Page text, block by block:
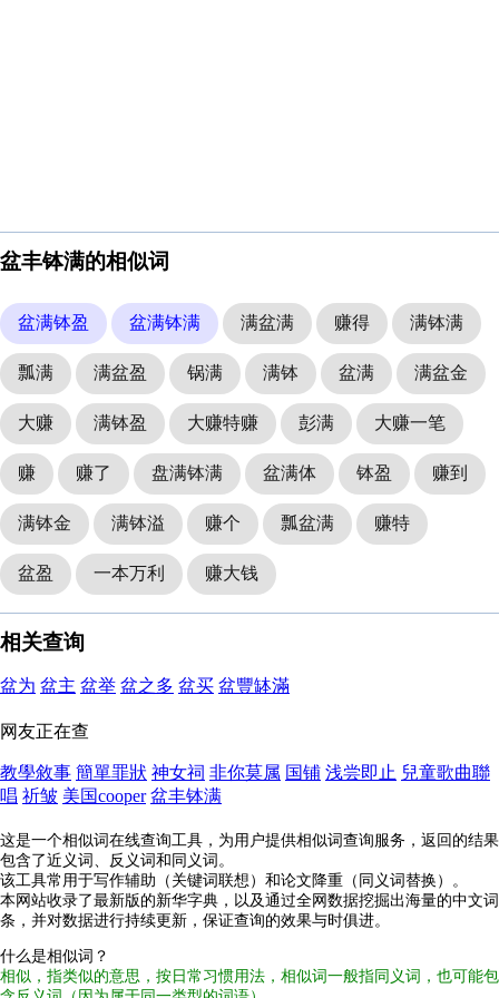
盆丰钵满的相似词
盆满钵盈 盆满钵满 满盆满 赚得 满钵满
瓢满 满盆盈 锅满 满钵 盆满 满盆金
大赚 满钵盈 大赚特赚 彭满 大赚一笔
赚 赚了 盘满钵满 盆满体 钵盈 赚到
满钵金 满钵溢 赚个 瓢盆满 赚特
盆盈 一本万利 赚大钱
相关查询
盆为 盆主 盆举 盆之多 盆买 盆豐缽滿
网友正在查
教學敘事 簡單罪狀 神女祠 非你莫属 国铺 浅尝即止 兒童歌曲聯
唱 祈皱 美国cooper 盆丰钵满
这是一个相似词在线查询工具，为用户提供相似词查询服务，返回的结果
包含了近义词、反义词和同义词。
该工具常用于写作辅助（关键词联想）和论文降重（同义词替换）。
本网站收录了最新版的新华字典，以及通过全网数据挖掘出海量的中文词
条，并对数据进行持续更新，保证查询的效果与时俱进。
什么是相似词？
相似，指类似的意思，按日常习惯用法，相似词一般指同义词，也可能包